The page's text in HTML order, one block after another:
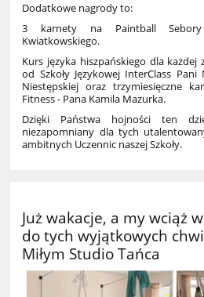
Dodatkowe nagrody to:
3 karnety na Paintball
Kwiatkowskiego.
Kurs języka hiszpańskiego dla każdej
od Szkoły Językowej InterClass
Niestępskiej oraz trzymiesięczne
Fitness - Pana Kamila Mazurka.
Dzięki Państwa hojności ten
niezapomniany dla tych
ambitnych Uczennic naszej Szkoły.
Już wakacje, a my wciąż
do tych wyjątkowych
Miłym Studio Tańca